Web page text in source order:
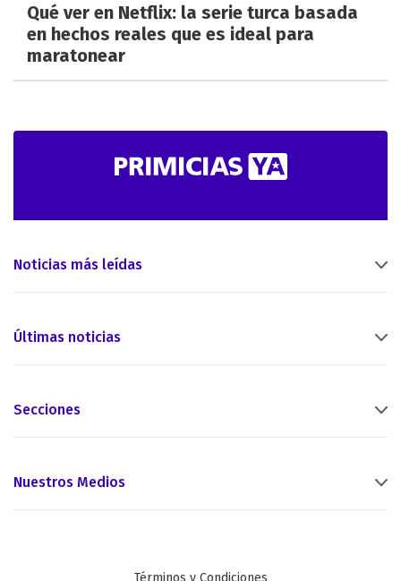
Qué ver en Netflix: la serie turca basada
en hechos reales que es ideal para
maratonear
Noticias más leídas
Últimas noticias
Secciones
Nuestros Medios
Términos y Condiciones